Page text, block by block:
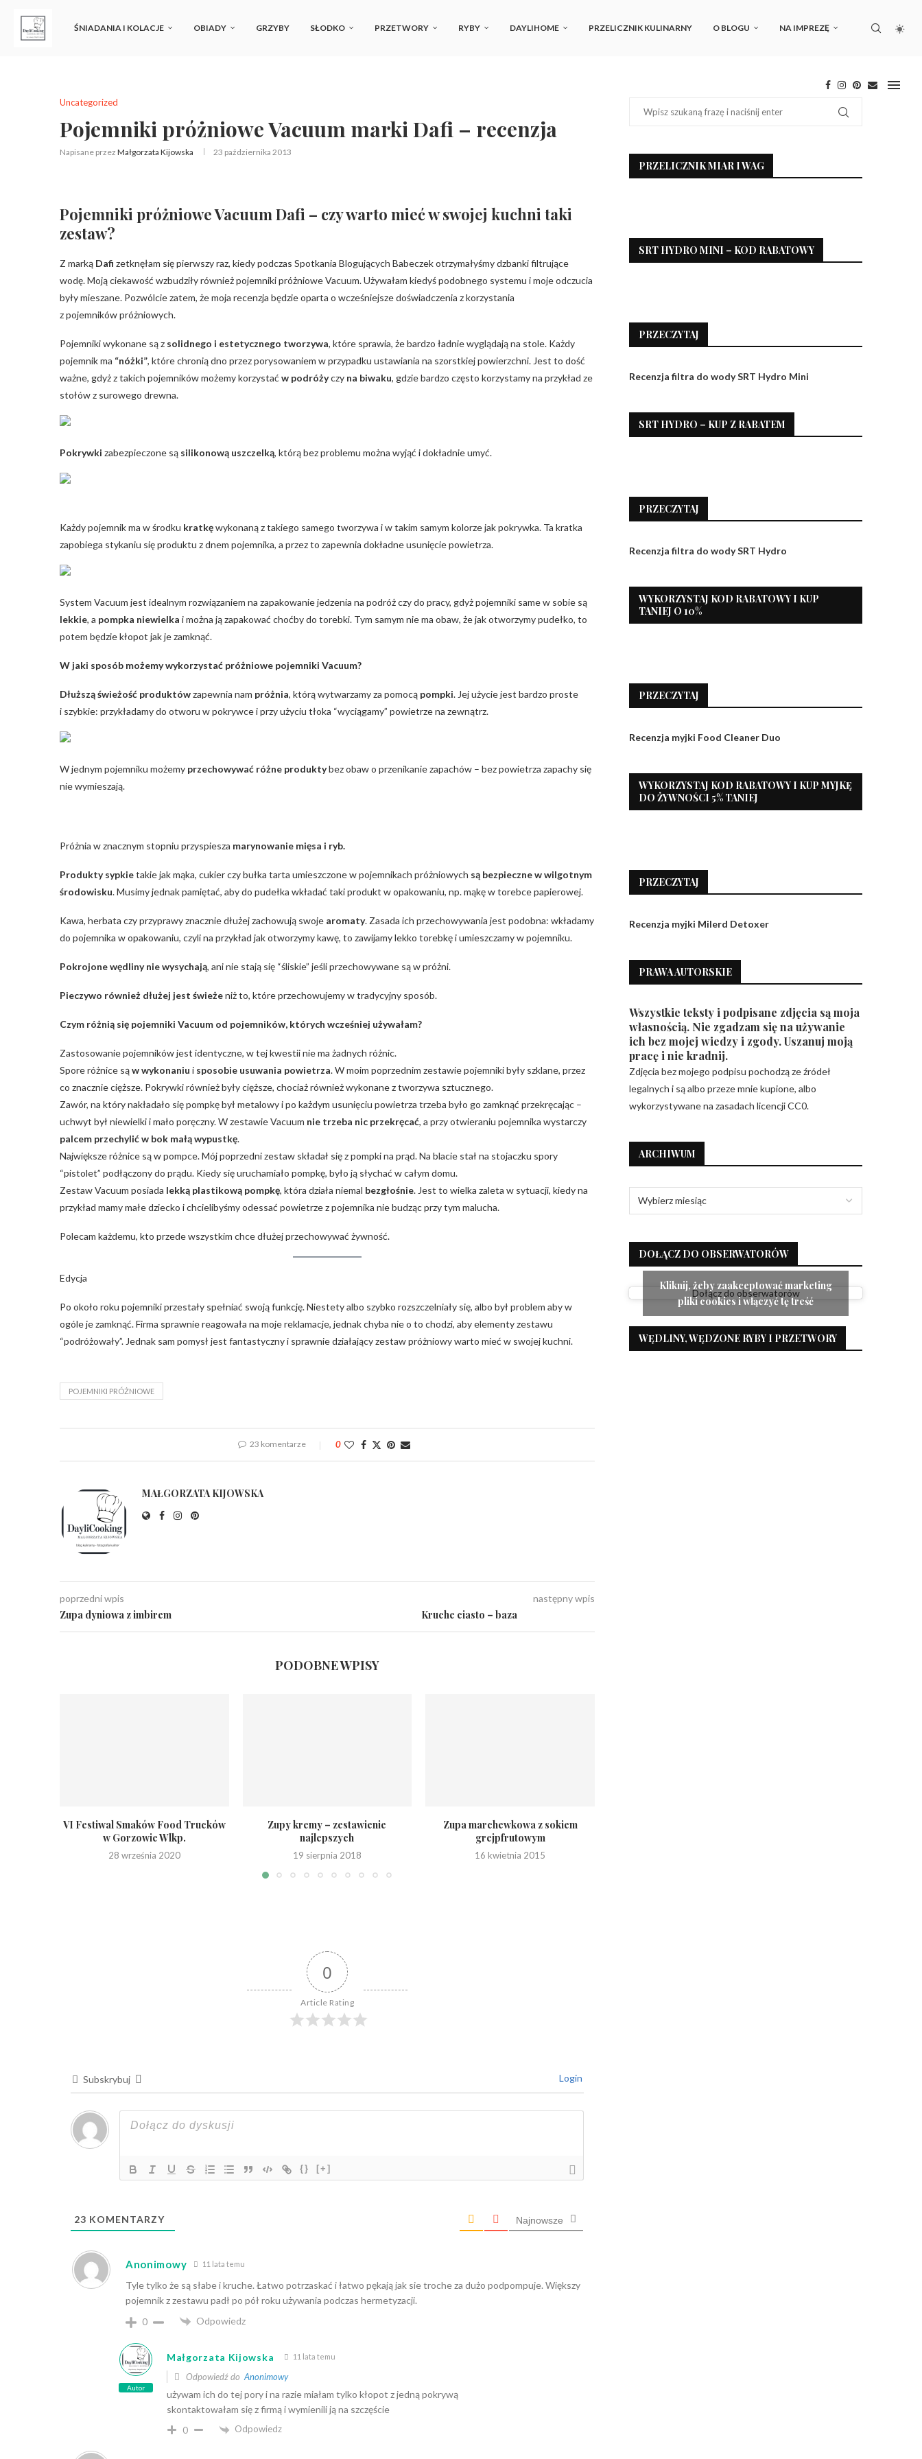
ŚNIADANIA I KOLACJE OBIADY GRZYBY SŁODKO PRZETWORY RYBY DAYLIHOME PRZELICZNIK KULINARNY O BLOGU NA IMPREZĘ
Uncategorized
Pojemniki próżniowe Vacuum marki Dafi – recenzja
Napisane przez Małgorzata Kijowska 23 października 2013
Pojemniki próżniowe Vacuum Dafi – czy warto mieć w swojej kuchni taki
zestaw?
Z marką Dafi zetknęłam się pierwszy raz, kiedy podczas Spotkania Blogujących Babeczek otrzymałyśmy dzbanki filtrujące
wodę. Moją ciekawość wzbudziły również pojemniki próżniowe Vacuum. Używałam kiedyś podobnego systemu i moje odczucia
były mieszane. Pozwólcie zatem, że moja recenzja będzie oparta o wcześniejsze doświadczenia z korzystania
z pojemników próżniowych.
Pojemniki wykonane są z solidnego i estetycznego tworzywa, które sprawia, że bardzo ładnie wyglądają na stole. Każdy
pojemnik ma “nóżki”, które chronią dno przez porysowaniem w przypadku ustawiania na szorstkiej powierzchni. Jest to dość
ważne, gdyż z takich pojemników możemy korzystać w podróżyczy na biwaku, gdzie bardzo często korzystamy na przykład ze
stołów z surowego drewna.
Pokrywki zabezpieczone są silikonową uszczelką, którą bez problemu można wyjąć i dokładnie umyć.
Każdy pojemnik ma w środku kratkęwykonaną z takiego samego tworzywa i w takim samym kolorze jak pokrywka. Ta kratka
zapobiega stykaniu się produktu z dnem pojemnika, a przez to zapewnia dokładne usunięcie powietrza.
System Vacuum jest idealnym rozwiązaniem na zapakowanie jedzenia na podróż czy do pracy, gdyż pojemniki same w sobie są
lekkie, a pompka niewielka i można ją zapakować choćby do torebki. Tym samym nie ma obaw, że jak otworzymy pudełko, to
potem będzie kłopot jak je zamknąć.
W jaki sposób możemy wykorzystać próżniowe pojemniki Vacuum?
Dłuższą świeżość produktówzapewnia nam próżnia, którą wytwarzamy za pomocą pompki. Jej użycie jest bardzo proste
i szybkie: przykładamy do otworu w pokrywce i przy użyciu tłoka “wyciągamy” powietrze na zewnątrz.
W jednym pojemniku możemy przechowywać różne produktybez obaw o przenikanie zapachów – bez powietrza zapachy się
nie wymieszają.
Próżnia w znacznym stopniu przyspiesza marynowanie mięsa i ryb.
Produkty sypkietakie jak mąka, cukier czy bułka tarta umieszczone w pojemnikach próżniowych są bezpieczne w wilgotnym
środowisku. Musimy jednak pamiętać, aby do pudełka wkładać taki produkt w opakowaniu, np. mąkę w torebce papierowej.
Kawa, herbata czy przyprawy znacznie dłużej zachowują swoje aromaty. Zasada ich przechowywania jest podobna: wkładamy
do pojemnika w opakowaniu, czyli na przykład jak otworzymy kawę, to zawijamy lekko torebkę i umieszczamy w pojemniku.
Pokrojone wędliny nie wysychają, ani nie stają się “śliskie” jeśli przechowywane są w próżni.
Pieczywo również dłużej jest świeżeniż to, które przechowujemy w tradycyjny sposób.
Czym różnią się pojemniki Vacuum od pojemników, których wcześniej używałam?
Zastosowanie pojemników jest identyczne, w tej kwestii nie ma żadnych różnic.
Spore różnice sąw wykonaniu i sposobie usuwania powietrza. W moim poprzednim zestawie pojemniki były szklane, przez
co znacznie cięższe. Pokrywki również były cięższe, chociaż również wykonane z tworzywa sztucznego.
Zawór, na który nakładało się pompkę był metalowy i po każdym usunięciu powietrza trzeba było go zamknąć przekręcając –
uchwyt był niewielki i mało poręczny. W zestawie Vacuum nie trzeba nic przekręcać, a przy otwieraniu pojemnika wystarczy
palcem przechylić w bok małą wypustkę.
Największe różnice są w pompce. Mój poprzedni zestaw składał się z pompki na prąd. Na blacie stał na stojaczku spory
“pistolet” podłączony do prądu. Kiedy się uruchamiało pompkę, było ją słychać w całym domu.
Zestaw Vacuum posiada lekką plastikową pompkę, która działa niemal bezgłośnie. Jest to wielka zaleta w sytuacji, kiedy na
przykład mamy małe dziecko i chcielibyśmy odessać powietrze z pojemnika nie budząc przy tym malucha.
Polecam każdemu, kto przede wszystkim chce dłużej przechowywać żywność.
Edycja
Po około roku pojemniki przestały spełniać swoją funkcję. Niestety albo szybko rozszczelniały się, albo był problem aby w
ogóle je zamknąć. Firma sprawnie reagowała na moje reklamacje, jednak chyba nie o to chodzi, aby elementy zestawu
“podróżowały”. Jednak sam pomysł jest fantastyczny i sprawnie działający zestaw próżniowy warto mieć w swojej kuchni.
POJEMNIKI PRÓŻNIOWE
23 komentarze 0
MAŁGORZATA KIJOWSKA
poprzedni wpis
Zupa dyniowa z imbirem
następny wpis
Kruche ciasto – baza
PODOBNE WPISY
VI Festiwal Smaków Food Trucków
w Gorzowie Wlkp.
28 września 2020
Zupy kremy – zestawienie
najlepszych
19 sierpnia 2018
Zupa marchewkowa z sokiem
grejpfrutowym
16 kwietnia 2015
0
Article Rating
Subskrybuj Login
{} [+]
23 KOMENTARZY Najnowsze
Anonimowy 11 lata temu
Tyle tylko że są słabe i kruche. Łatwo potrzaskać i łatwo pękają jak sie troche za dużo podpompuje. Większy
pojemnik z zestawu padł po pół roku używania podczas hermetyzacji.
0
Odpowiedz
Autor
Małgorzata Kijowska 11 lata temu
Odpowiedź doAnonimowy
używam ich do tej pory i na razie miałam tylko kłopot z jedną pokrywą
skontaktowałam się z firmą i wymienili ją na szczęście
0 Odpowiedz
PRZELICZNIK MIAR I WAG
SRT HYDRO MINI – KOD RABATOWY
PRZECZYTAJ
Recenzja filtra do wody SRT Hydro Mini
SRT HYDRO – KUP Z RABATEM
PRZECZYTAJ
Recenzja filtra do wody SRT Hydro
WYKORZYSTAJ KOD RABATOWY I KUP
TANIEJ O 10%
PRZECZYTAJ
Recenzja myjki Food Cleaner Duo
WYKORZYSTAJ KOD RABATOWY I KUP MYJKĘ
DO ŻYWNOŚCI 5% TANIEJ
PRZECZYTAJ
Recenzja myjki Milerd Detoxer
PRAWA AUTORSKIE
Wszystkie teksty i podpisane zdjęcia są moja
własnością. Nie zgadzam się na używanie
ich bez mojej wiedzy i zgody. Uszanuj moją
pracę i nie kradnij.
Zdjęcia bez mojego podpisu pochodzą ze źródeł
legalnych i są albo przeze mnie kupione, albo
wykorzystywane na zasadach licencji CC0.
ARCHIWUM
DOŁĄCZ DO OBSERWATORÓW
Dołącz do obserwatorów
Kliknij, żeby zaakceptować marketing
pliki cookies i włączyć tę treść
WĘDLINY, WĘDZONE RYBY I PRZETWORY